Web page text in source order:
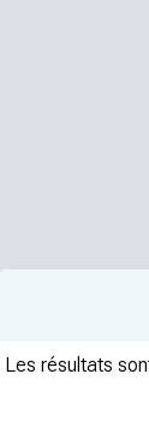
Les résultats